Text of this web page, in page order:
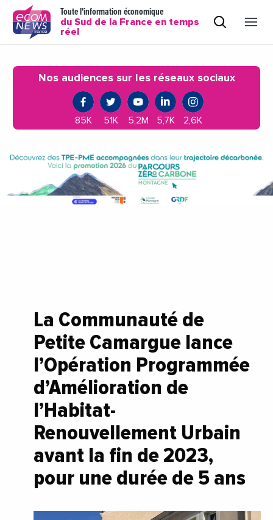
Toute l'information économique
du Sud de la France en temps
réel
Nos audiences sur les réseaux sociaux
85K 51K 5,2M 5,7K 2,6K
La Communauté de
Petite Camargue lance
l’Opération Programmée
d’Amélioration de
l’Habitat-
Renouvellement Urbain
avant la fin de 2023,
pour une durée de 5 ans